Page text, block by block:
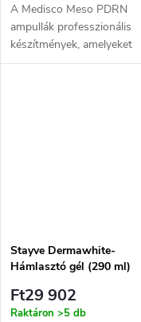
A Medisco Meso PDRN
ampullák professzionális
készítmények, amelyeket
kozmetikusok számára
Stayve Dermawhite-
Hámlasztó gél (290 ml)
Ft29 902
Raktáron >5 db